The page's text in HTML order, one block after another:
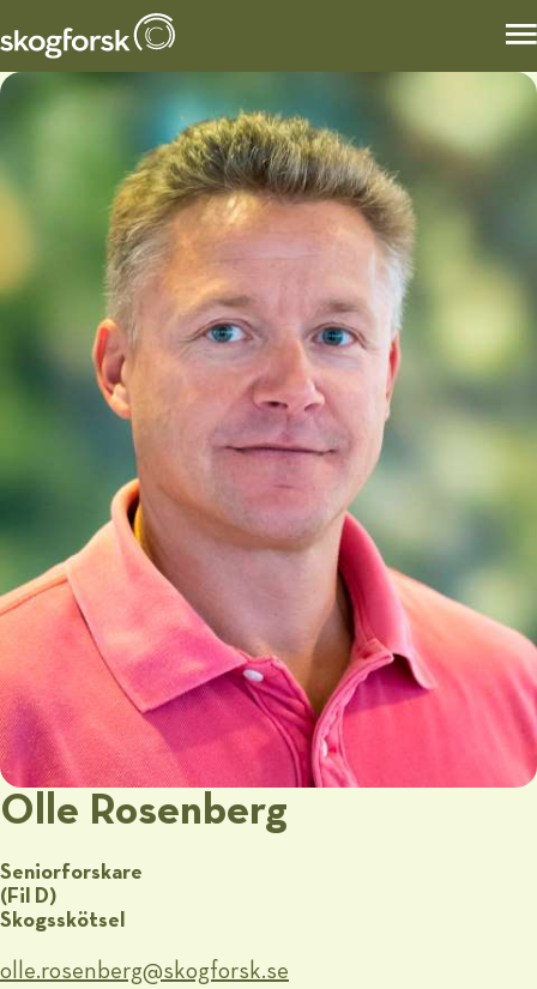
Olle Rosenberg
Seniorforskare
(Fil D)
Skogsskötsel
olle.rosenberg@​skogforsk.se